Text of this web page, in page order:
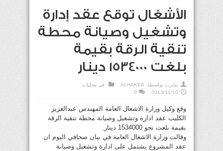
الأشغال توقع عقد إدارة
وتشغيل وصيانة محطة
تنقية الرقة بقيمة
بلغت 1534000 دينار
نشرت بواسطة: ALHAKEA في محليات
2013/11/10
0
وقع وكيل وزارة الاشغال العامة المهندس عبدالعزيز
الكليب عقد ادارة وتشغيل وصيانة محطة تنقية الرقة
بقيمة بلغت نحو 1534000 دينار.
وقالت وزارة الاشغال العامة في بيان صحافي اليوم ان
عقد المشروع يشتمل على ادارة وتشغيل وصيانة